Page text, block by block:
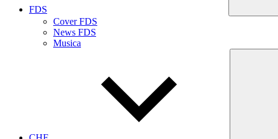
FDS
Cover FDS
News FDS
Musica